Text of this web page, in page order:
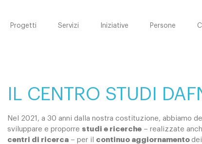
Progetti Servizi Iniziative Persone
IL CENTRO STUDI
Nel 2021, a 30 anni dalla nostra costituzione, abbiamo
sviluppare e proporre studi e ricerche– realizzate
centri di ricerca– per il continuo aggiornamento